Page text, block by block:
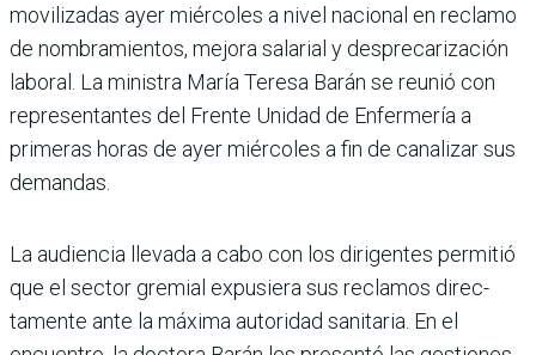
movili­zadas ayer miércoles a nivel nacional en reclamo
de nom­bramientos, mejora salarial y desprecarización
laboral. La ministra María Teresa Barán se reunió con
representantes del Frente Unidad de Enfer­mería a
primeras horas de ayer miércoles a fin de cana­lizar sus
demandas.
La audiencia llevada a cabo con los dirigentes permitió
que el sector gremial expu­siera sus reclamos direc­
tamente ante la máxima autoridad sanitaria. En el